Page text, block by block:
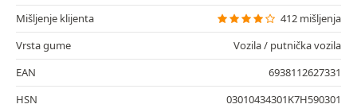
Mišljenje klijenta
412 mišljenja
Vrsta gume
Vozila / putnička vozila
EAN
6938112627331
HSN
03010434301K7H590301